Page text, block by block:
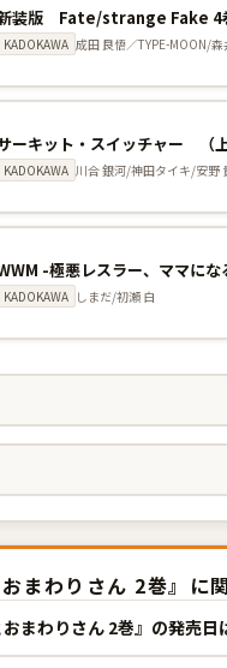
装版 Fate/strange Fake 4
KADOKAWA 成田 良悟／TYPE-MOON/森
ーキット・スイッチャー （
KADOKAWA 川合 銀河/神田タイキ/安野
-極悪レスラー、ママにな
KADOKAWA しまだ/初瀬 白
おまわりさん 2巻』に
おまわりさん 2巻』の発売日